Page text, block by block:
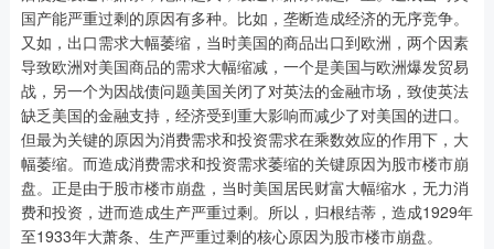
国产能严重过剩的原因有多种。比如，垄断造成经济的无序竞争。
又如，出口需求大幅萎缩，当时美国的商品出口到欧洲，两个因素
导致欧洲对美国商品的需求大幅缩减，一个是美国与欧洲爆发贸易
战，另一个为因战债问题美国关闭了对英法的金融市场，致使英法
缺乏美国的金融支持，经济受到重大影响而减少了对美国的进口。
但最为关键的原因为消费需求和投资需求在乘数效应的作用下，大
幅萎缩。而造成消费需求和投资需求萎缩的关键原因为股市楼市崩
盘。正是由于股市楼市崩盘，当时美国居民财富大幅缩水，无力消
费和投资，进而造成生产严重过剩。所以，归根结蒂，造成1929年
至1933年大萧条、生产严重过剩的核心原因为股市楼市崩盘。